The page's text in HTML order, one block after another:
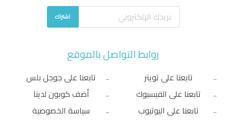
اشتراك
روابط التواصل بالموقع
تابعنا على تويتر
تابعنا على الفيسبوك
تابعنا على اليوتيوب
تابعنا على جوجل بلس
أضف كوبون لدينا
سياسة الخصوصية